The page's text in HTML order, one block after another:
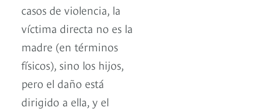
casos de violencia, la
víctima directa no es la
madre (en términos
físicos), sino los hijos,
pero el daño está
dirigido a ella, y el